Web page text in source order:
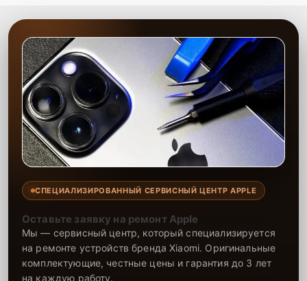
СПЕЦИАЛИЗИРОВАННЫЙ СЕРВИСНЫЙ ЦЕНТР APPLE
Оставьте заявку на ремонт Apple
Мы — сервисный центр, который специализируется
на ремонте устройств бренда Xiaomi. Оригинальные
комплектующие, честные цены и гарантия до 3 лет
на каждую работу.